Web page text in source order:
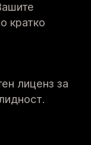
кратко
лиценз за